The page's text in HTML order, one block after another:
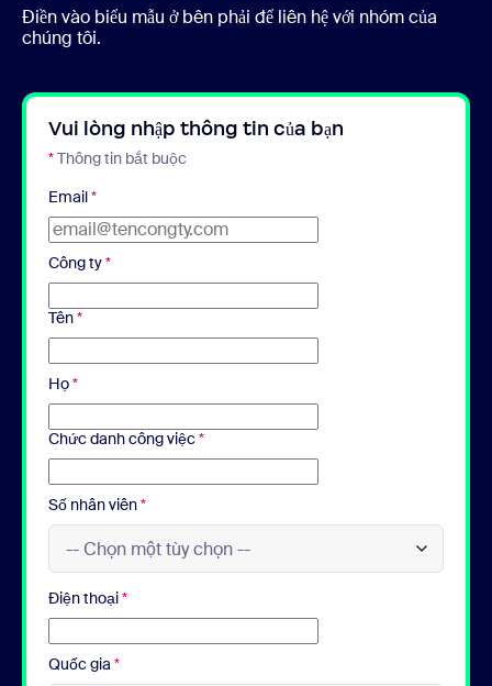
Điền vào biểu mẫu ở bên phải để liên hệ với nhóm của
chúng tôi.
Vui lòng nhập thông tin của bạn
*Thông tin bắt buộc
Email*
Công ty*
Tên*
Họ*
Chức danh công việc*
Số nhân viên*
Điện thoại*
Quốc gia *